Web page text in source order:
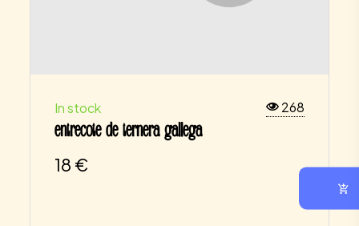
In stock 268
entrecote de ternera gallega
18 €